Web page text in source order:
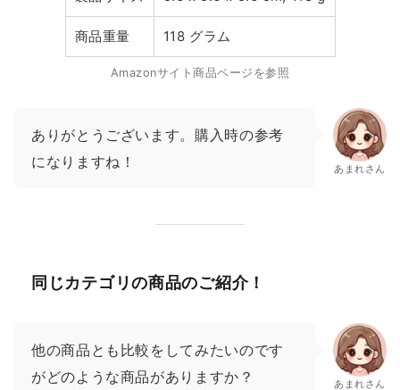
商品重量 118 グラム
Amazonサイト商品ページを参照
ありがとうございます。購入時の参考
になりますね！
あまれさん
同じカテゴリの商品のご紹介！
他の商品とも比較をしてみたいのです
がどのような商品がありますか？
あまれさん